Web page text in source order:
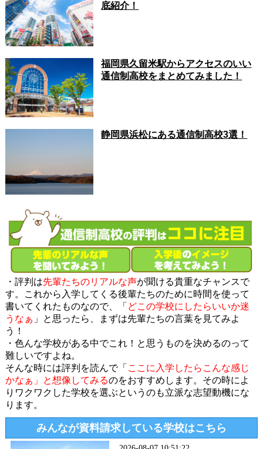
底紹介！
福岡県久留米駅からアクセスのいい
通信制高校をまとめてみました！
静岡県浜松にある通信制高校3選！
・評判は先輩たちのリアルな声が聞ける貴重なチャンスで
す。これから入学してくる後輩たちのために時間を使って
書いてくれたものなので、「 どこの学校にしたらいいか迷
うなぁ 」と思ったら、まずは先輩たちの言葉を見てみよ
う！
・色んな学校がある中でこれ！と思うものを決めるのって
難しいですよね。
そんな時には評判を読んで「 ここに入学したらこんな感じ
かなぁ」と想像してみるのをおすすめします。その時によ
りワクワクした学校を選ぶというのも立派な志望動機にな
ります。
みんなが資料請求している学校はこちら